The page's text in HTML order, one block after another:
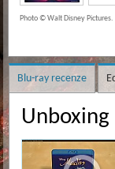
Photo © Walt Disney Pictures.
Blu-ray recenze